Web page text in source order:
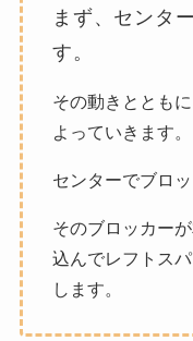
まず、センタ
す。
その動きととも
よっていきます。
センターでブロッ
そのブロッカー
込んでレフトス
します。